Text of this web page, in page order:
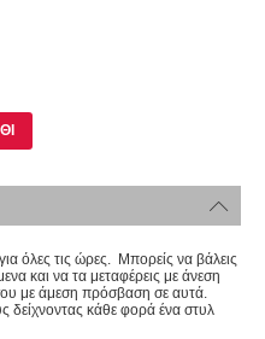
όλες τις ώρες. Μπορείς να βάλεις
και να τα μεταφέρεις με άνεση
με άμεση πρόσβαση σε αυτά.
δείχνοντας κάθε φορά ένα στυλ